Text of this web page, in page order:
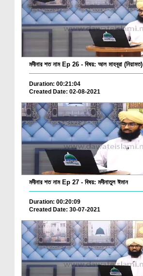
মদীনার শত নাম Ep 26 - বিষয়: আল মাহবূরা (নিয়ামত)
Duration: 00:21:04
Created Date: 02-08-2021
মদীনার শত নাম Ep 27 - বিষয়: মদীনাতুল ঈমান
Duration: 00:20:09
Created Date: 30-07-2021